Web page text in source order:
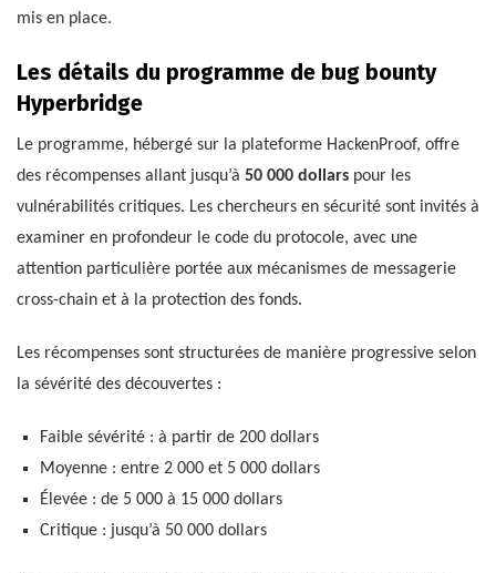
mis en place.
Les détails du programme de bug bounty
Hyperbridge
Le programme, hébergé sur la plateforme HackenProof, offre
des récompenses allant jusqu’à 50 000 dollars pour les
vulnérabilités critiques. Les chercheurs en sécurité sont invités à
examiner en profondeur le code du protocole, avec une
attention particulière portée aux mécanismes de messagerie
cross-chain et à la protection des fonds.
Les récompenses sont structurées de manière progressive selon
la sévérité des découvertes :
Faible sévérité : à partir de 200 dollars
Moyenne : entre 2 000 et 5 000 dollars
Élevée : de 5 000 à 15 000 dollars
Critique : jusqu’à 50 000 dollars